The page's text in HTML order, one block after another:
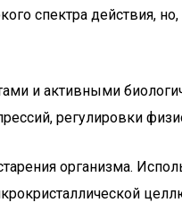
спектра действия,
и активными
регулировки
организма.